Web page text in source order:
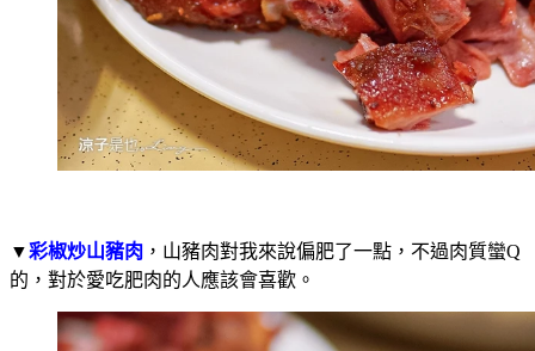
▼彩椒炒山豬肉 ，山豬肉對我來說偏肥了一點，不過肉質蠻Q
的，對於愛吃肥肉的人應該會喜歡。